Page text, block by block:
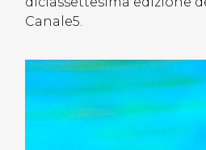
Canale5.